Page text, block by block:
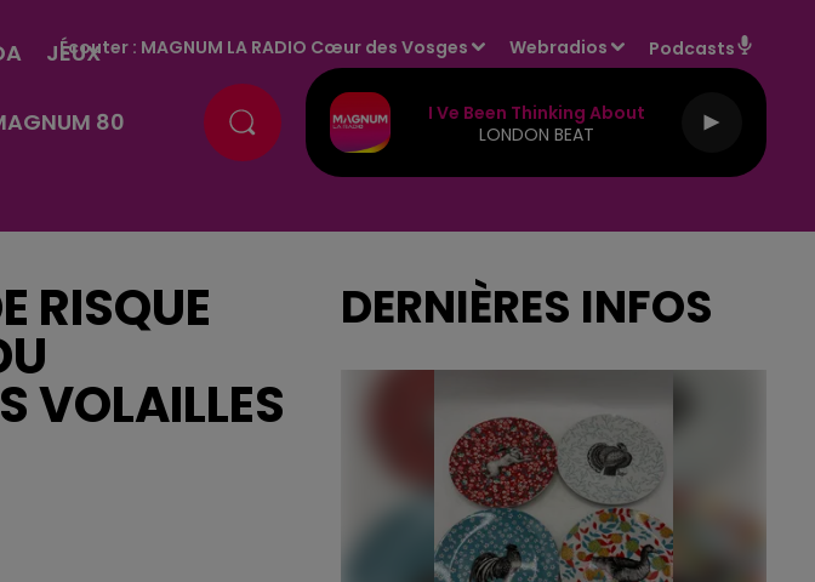
JEUX
80
Écouter : MAGNUM LA RADIO Cœur des Vosges Webradios Podcasts
I Ve Been Thinking About
LONDON BEAT
RISQUE
VOLAILLES
DERNIÈRES INFOS